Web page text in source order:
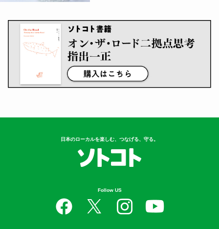
日本のローカルを楽しむ、つなげる、守る。
Follow US